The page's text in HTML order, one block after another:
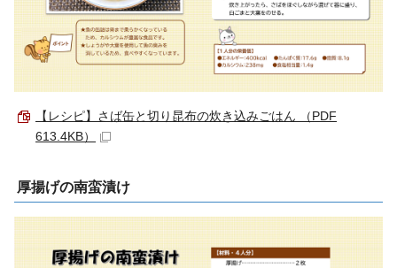
【レシピ】さば缶と切り昆布の炊き込みごはん （PDF
613.4KB）
厚揚げの南蛮漬け